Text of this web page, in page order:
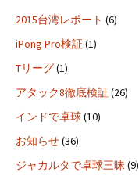
2015台湾レポート (6)
iPong Pro検証(1)
Tリーグ(1)
アタック8徹底検証(26)
インドで卓球(10)
お知らせ(36)
ジャカルタで卓球三昧(9)